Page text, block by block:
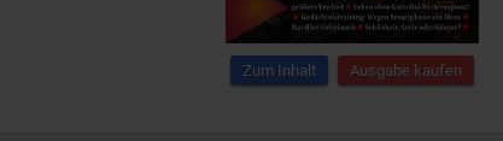
Zum Inhalt Ausgabe kaufen